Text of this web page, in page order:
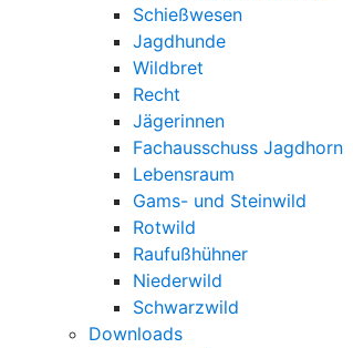
Schießwesen
Jagdhunde
Wildbret
Recht
Jägerinnen
Fachausschuss Jagdhorn
Lebensraum
Gams- und Steinwild
Rotwild
Raufußhühner
Niederwild
Schwarzwild
Downloads